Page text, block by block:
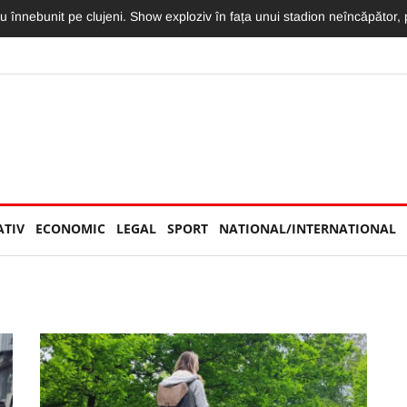
o declarație de dragoste greu de egalat. Vlad: „Mama, te iubesc
ECONOMIC LEGAL SPORT NATIONAL/INTERNATIONAL